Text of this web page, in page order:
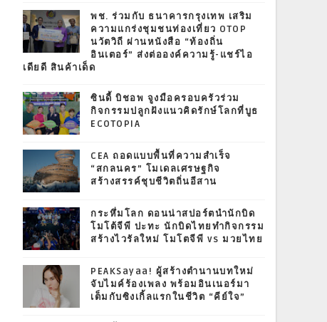
พช. ร่วมกับ ธนาคารกรุงเทพ เสริม
ความแกร่งชุมชนท่องเที่ยว OTOP
นวัตวิถี ผ่านหนังสือ “ท้องถิ่น
อินเตอร์” ส่งต่อองค์ความรู้-แชร์ไอ
เดียดี สินค้าเด็ด
ซินดี้ บิชอพ จูงมือครอบครัวร่วม
กิจกรรมปลูกฝังแนวคิดรักษ์โลกที่บูธ
ECOTOPIA
CEA ถอดแบบพื้นที่ความสำเร็จ
“สกลนคร” โมเดลเศรษฐกิจ
สร้างสรรค์ชุบชีวิตถิ่นอีสาน
กระหึ่มโลก ดอนน่าสปอร์ตนำนักบิด
โมโต้จีพี ปะทะ นักบิดไทยทำกิจกรรม
สร้างไวรัลใหม่ โมโตจีพี vs มวยไทย
PEAKSayaa! ผู้สร้างตำนานบทใหม่
จับไมค์ร้องเพลง พร้อมอินเนอร์มา
เต็มกับซิงเกิ้ลแรกในชีวิต “คีย์ใจ”